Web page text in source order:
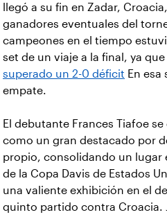
llegó a su fin en Zadar,
ganadores eventuales del
campeones en el tiempo
set de un viaje a la final, ya que
superado un 2-0 déficit En esa
empate.
El debutante Frances Tiafoe
como un gran destacado por
propio, consolidando un lugar
de la Copa Davis de Estados
una valiente exhibición en el
quinto partido contra Croacia.